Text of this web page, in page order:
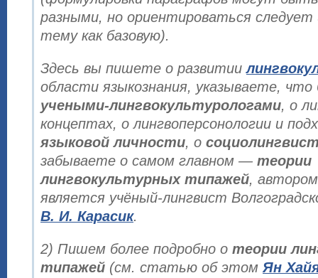
разными, но ориентироваться
тему как базовую).
Здесь вы пишете о развитии
области языкознания, указываете,
учеными-лингвокультурологами, о
концептах, о лингвоперсонологии и
языковой личности, о
забываете о самом главном — теории
лингвокультурных типажей,
является учёный-лингвист
В. И. Карасик.
2) Пишем более подробно о теории
типажей (см. статью об этом Ян